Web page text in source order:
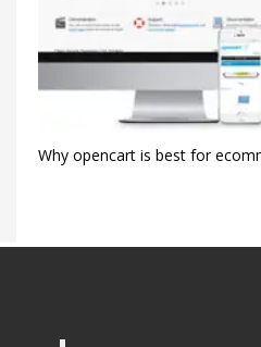
Why opencart is best for